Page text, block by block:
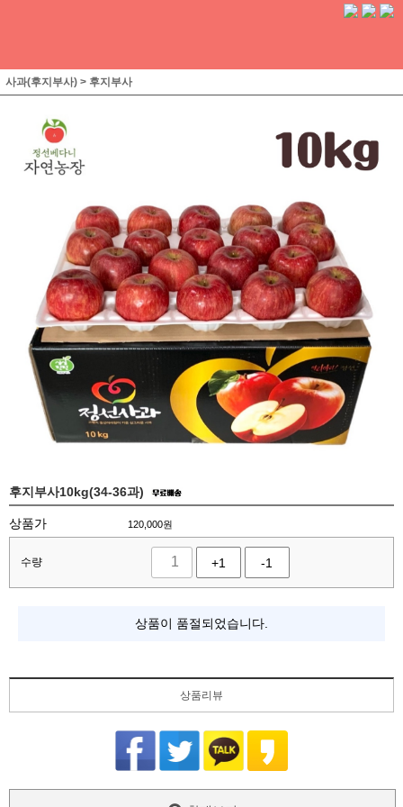
사과(후지부사) > 후지부사
후지부사10kg(34-36과)
상품가 120,000원
수량 +1 -1
상품이 품절되었습니다.
상품리뷰